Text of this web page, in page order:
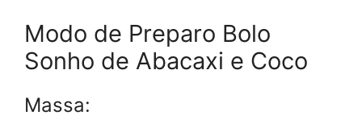
Modo de Preparo Bolo
Sonho de Abacaxi e Coco
Massa: